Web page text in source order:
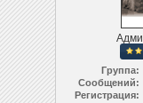
Группа:
Сообщений:
Регистрация: